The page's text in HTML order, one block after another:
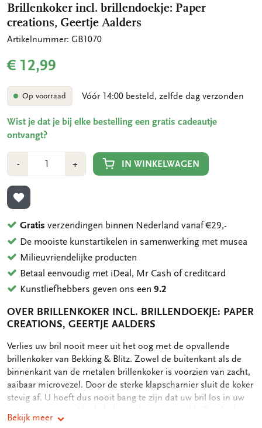
Brillenkoker incl. brillendoekje: Paper
creations, Geertje Aalders
Artikelnummer: GB1070
€ 12,99
Op voorraad Vóór 14:00 besteld, zelfde dag verzonden
Wist je dat je bij elke bestelling een gratis cadeautje
ontvangt?
-Min
1
+Plus
1
IN WINKELWAGEN
TOEVOEGEN AAN VERLANGLIJST
Gratis verzendingen binnen Nederland vanaf €29,-
De mooiste kunstartikelen in samenwerking met musea
Milieuvriendelijke producten
Betaal eenvoudig met iDeal, Mr Cash of creditcard
Kunstliefhebbers geven ons een9.2
OVER BRILLENKOKER INCL. BRILLENDOEKJE: PAPER
CREATIONS, GEERTJE AALDERS
OMSCHRIJVING
Verlies uw bril nooit meer uit het oog met de opvallende
brillenkoker van Bekking & Blitz. Zowel de buitenkant als de
binnenkant van de metalen brillenkoker is voorzien van zacht,
aaibaar microvezel. Door de sterke klapscharnier sluit de koker
stevig af. U hoeft dus nooit bang te zijn dat uw bril los in uw
heeft dezelfde print als de brillenkoker. Microvezel zorgt voor
Bekijk meer